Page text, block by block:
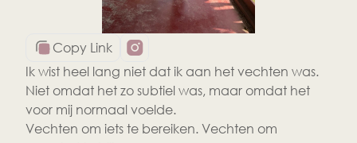
Copy Link
Ik wist heel lang niet dat ik aan het vechten was.
Niet omdat het zo subtiel was, maar omdat het
voor mij normaal voelde.
Vechten om iets te bereiken. Vechten om